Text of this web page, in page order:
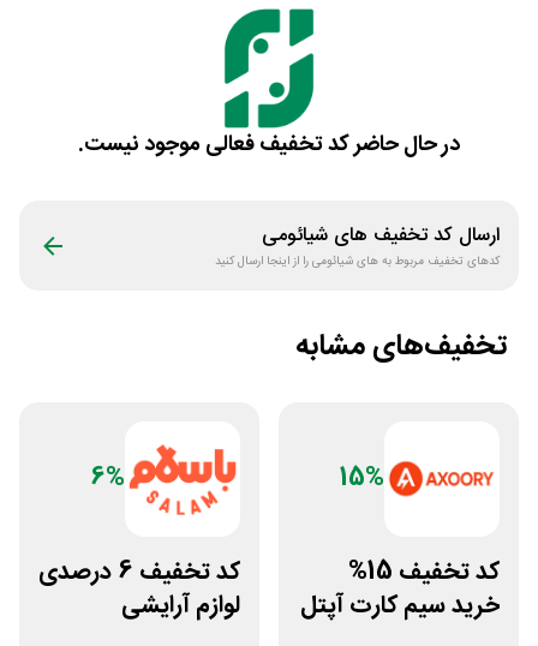
در حال حاضر کد تخفیف فعالی موجود نیست.
ارسال کد تخفیف های شیائومی
کدهای تخفیف مربوط بههای شیائومیرا از اینجا ارسال کنید
تخفیف‌های مشابه
15%
کد تخفیف 15%
خرید سیم کارت آپتل
6%
کد تخفیف 6 درصدی
لوازم آرایشی